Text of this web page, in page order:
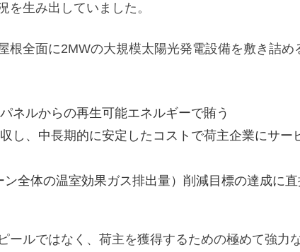
を生み出していました。
根全面に2MWの大規模太陽光発電設備を敷き詰め
ネルからの再生可能エネルギーで賄う
し、中長期的に安定したコストで荷主企業にサー
全体の温室効果ガス排出量）削減目標の達成に直
ールではなく、荷主を獲得するための極めて強力